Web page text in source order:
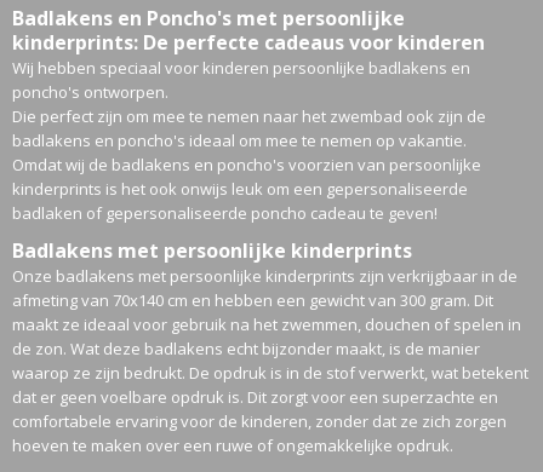
Badlakens en Poncho's met persoonlijke
kinderprints: De perfecte cadeaus voor kinderen
Wij hebben speciaal voor kinderen persoonlijke badlakens en
poncho's ontworpen.
Die perfect zijn om mee te nemen naar het zwembad ook zijn de
badlakens en poncho's ideaal om mee te nemen op vakantie.
Omdat wij de badlakens en poncho's voorzien van persoonlijke
kinderprints is het ook onwijs leuk om een gepersonaliseerde
badlaken of gepersonaliseerde poncho cadeau te geven!
Badlakens met persoonlijke kinderprints
Onze badlakens met persoonlijke kinderprints zijn verkrijgbaar in de
afmeting van 70x140 cm en hebben een gewicht van 300 gram. Dit
maakt ze ideaal voor gebruik na het zwemmen, douchen of spelen in
de zon. Wat deze badlakens echt bijzonder maakt, is de manier
waarop ze zijn bedrukt. De opdruk is in de stof verwerkt, wat betekent
dat er geen voelbare opdruk is. Dit zorgt voor een superzachte en
comfortabele ervaring voor de kinderen, zonder dat ze zich zorgen
hoeven te maken over een ruwe of ongemakkelijke opdruk.